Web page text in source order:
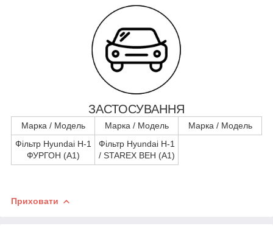
ЗАСТОСУВАННЯ
Марка / Модель Марка / Модель
Марка / Модель
Фільтр Hyundai H-1
ФУРГОН (A1)
Фільтр Hyundai H-1
/ STAREX ВЕН (A1)
Приховати